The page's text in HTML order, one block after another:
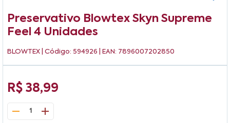
Preservativo Blowtex Skyn Supreme
Feel 4 Unidades
BLOWTEX | Código: 594926 | EAN: 7896007202850
R$ 38,99
1